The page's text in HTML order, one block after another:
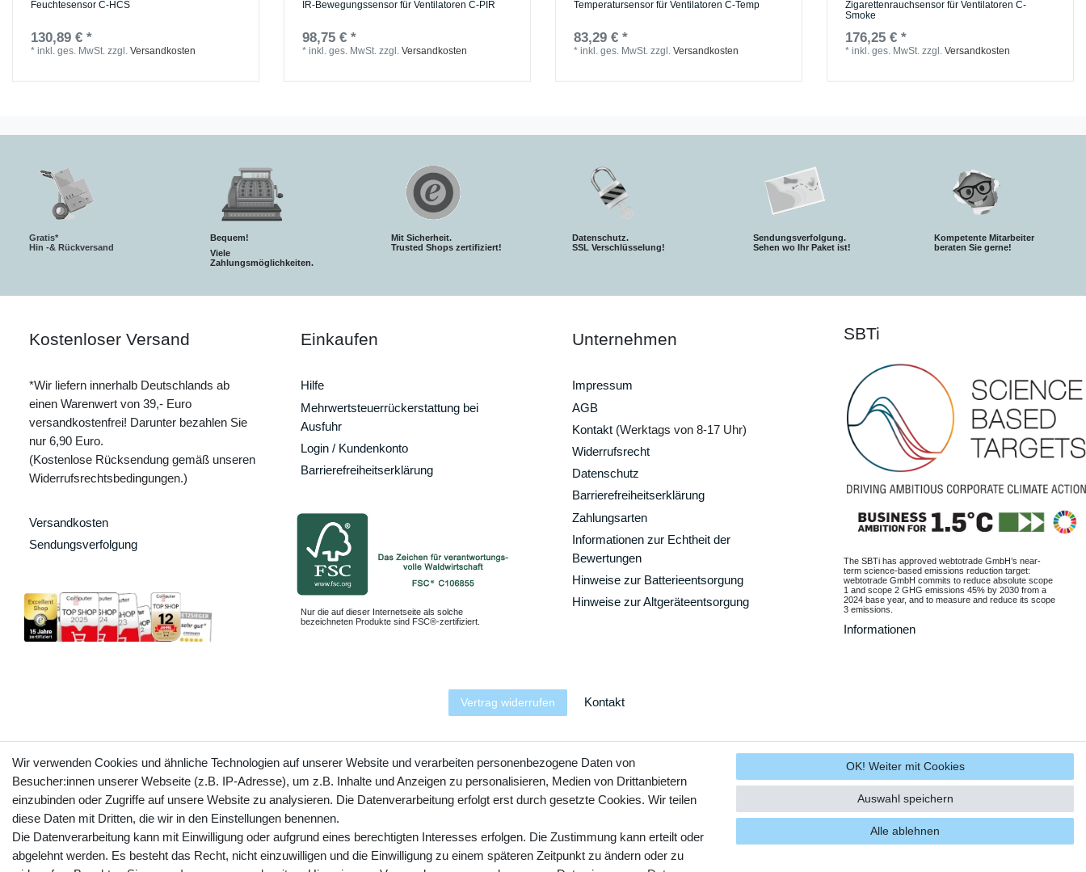
Feuchtesensor C-HCS
130,89 € *
*inkl. ges. MwSt. zzgl.Versandkosten
IR-Bewegungssensor für Ventilatoren C-PIR
98,75 € *
*inkl. ges. MwSt. zzgl.Versandkosten
Temperatursensor für Ventilatoren C-Temp
83,29 € *
*inkl. ges. MwSt. zzgl.Versandkosten
Zigarettenrauchsensor für Ventilatoren C-
Smoke
176,25 € *
*inkl. ges. MwSt. zzgl.Versandkosten
Gratis*
Hin -& Rückversand
Bequem!
Viele
Zahlungsmöglichkeiten.
Mit Sicherheit.
Trusted Shops zertifiziert!
Datenschutz.
SSL Verschlüsselung!
Sendungsverfolgung.
Sehen wo Ihr Paket ist!
Kompetente Mitarbeiter
beraten Sie gerne!
Kostenloser Versand
*Wir liefern innerhalb Deutschlands ab
einen Warenwert von 39,- Euro
versandkostenfrei! Darunter bezahlen Sie
nur 6,90 Euro.
(Kostenlose Rücksendung gemäß unseren
Widerrufsrechtsbedingungen.)
Versandkosten
Sendungsverfolgung
Einkaufen
Hilfe
Mehrwertsteuerrückerstattung bei
Ausfuhr
Login / Kundenkonto
Barrierefreiheitserklärung
Nur die auf dieser Internetseite als solche
bezeichneten Produkte sind FSC®-zertifiziert.
Unternehmen
Impressum
AGB
Kontakt (Werktags von 8-17 Uhr)
Widerrufsrecht
Datenschutz
Barrierefreiheitserklärung
Zahlungsarten
Informationen zur Echtheit der
Bewertungen
Hinweise zur Batterieentsorgung
Hinweise zur Altgeräteentsorgung
SBTi
The SBTi has approved webtotrade GmbH’s near-
term science-based emissions reduction target:
webtotrade GmbH commits to reduce absolute scope
1 and scope 2 GHG emissions 45% by 2030 from a
2024 base year, and to measure and reduce its scope
3 emissions.
Informationen
Vertrag widerrufen Kontakt
Wir verwenden Cookies und ähnliche Technologien auf unserer Website und verarbeiten personenbezogene Daten von
Besucher:innen unserer Webseite (z.B. IP-Adresse), um z.B. Inhalte und Anzeigen zu personalisieren, Medien von Drittanbietern
einzubinden oder Zugriffe auf unsere Website zu analysieren. Die Datenverarbeitung erfolgt erst durch gesetzte Cookies. Wir teilen
diese Daten mit Dritten, die wir in den Einstellungen benennen.
Die Datenverarbeitung kann mit Einwilligung oder aufgrund eines berechtigten Interesses erfolgen. Die Zustimmung kann erteilt oder
abgelehnt werden. Es besteht das Recht, nicht einzuwilligen und die Einwilligung zu einem späteren Zeitpunkt zu ändern oder zu
OK! Weiter mit Cookies
Alle ablehnen
Auswahl speichern